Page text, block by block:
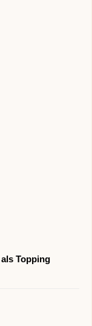
Topping